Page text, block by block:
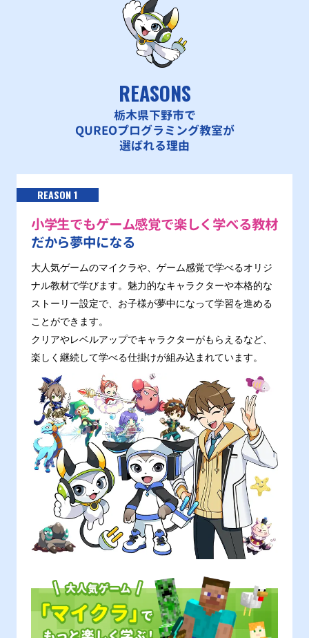
REASONS
栃木県下野市で
QUREOプログラミング教室が
選ばれる理由
REASON 1
小学生でもゲーム感覚で楽しく学べる教材
だから夢中になる
大人気ゲームのマイクラや、ゲーム感覚で学べるオリジ
ナル教材で学びます。魅力的なキャラクターや本格的な
ストーリー設定で、お子様が夢中になって学習を進める
ことができます。
クリアやレベルアップでキャラクターがもらえるなど、
楽しく継続して学べる仕掛けが組み込まれています。